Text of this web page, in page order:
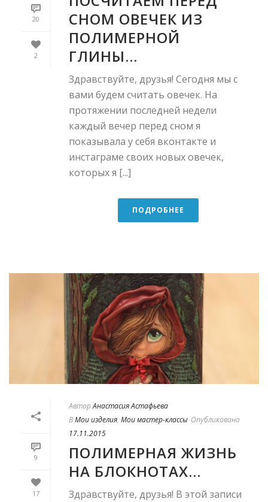
20
2
СНОМ ОВЕЧЕК ИЗ
ПОЛИМЕРНОЙ
ГЛИНЫ…
Здравствуйте, друзья! Сегодня мы с
вами будем считать овечек. На
протяжении последней недели
каждый вечер перед сном я
показывала у себя вконтакте и
инстаграме своих новых овечек,
которых я [...]
ПОДРОБНЕЕ
9
17
АвторАнастасия Астафьева
ВМои изделия, Мои мастер-классы Опубликовано
17.11.2015
ПОЛИМЕРНАЯ ЖИЗНЬ
НА БЛОКНОТАХ…
Здравствуйте, друзья! В этой записи